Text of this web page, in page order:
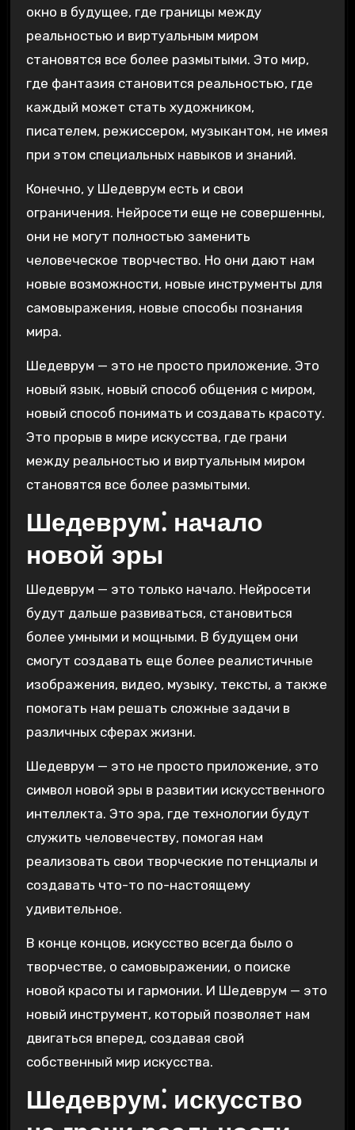
окно в будущее, где границы между
реальностью и виртуальным миром
становятся все более размытыми. Это мир,
где фантазия становится реальностью, где
каждый может стать художником,
писателем, режиссером, музыкантом, не имея
при этом специальных навыков и знаний.
Конечно, у Шедеврум есть и свои
ограничения. Нейросети еще не совершенны,
они не могут полностью заменить
человеческое творчество. Но они дают нам
новые возможности, новые инструменты для
самовыражения, новые способы познания
мира.
Шедеврум — это не просто приложение. Это
новый язык, новый способ общения с миром,
новый способ понимать и создавать красоту.
Это прорыв в мире искусства, где грани
между реальностью и виртуальным миром
становятся все более размытыми.
Шедеврум⁚ начало
новой эры
Шедеврум — это только начало. Нейросети
будут дальше развиваться, становиться
более умными и мощными. В будущем они
смогут создавать еще более реалистичные
изображения, видео, музыку, тексты, а также
помогать нам решать сложные задачи в
различных сферах жизни.
Шедеврум — это не просто приложение, это
символ новой эры в развитии искусственного
интеллекта. Это эра, где технологии будут
служить человечеству, помогая нам
реализовать свои творческие потенциалы и
создавать что-то по-настоящему
удивительное.
В конце концов, искусство всегда было о
творчестве, о самовыражении, о поиске
новой красоты и гармонии. И Шедеврум — это
новый инструмент, который позволяет нам
двигаться вперед, создавая свой
собственный мир искусства.
Шедеврум⁚ искусство